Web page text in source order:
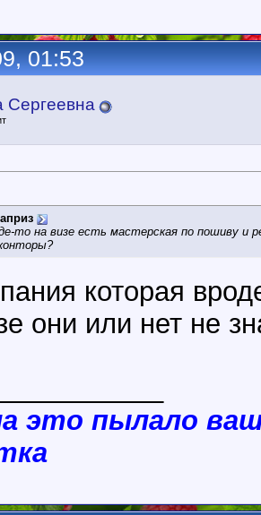
01:53
Сергеевна
то на визе есть мастерская по пошиву и
которая
они или нет не
это пылало